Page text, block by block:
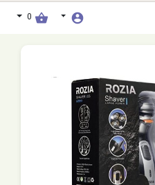
account_circle
shopping_basket
0